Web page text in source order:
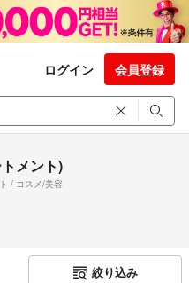
ログイン 会員登録
メント)
/ コスメ/美容
絞り込み